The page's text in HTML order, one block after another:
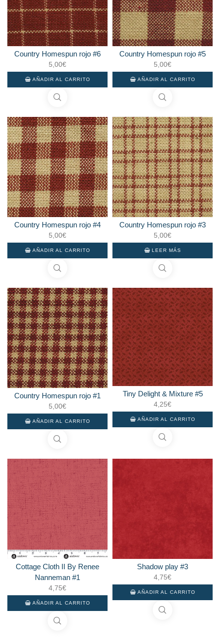
Country Homespun rojo #6
5,00€
AÑADIR AL CARRITO
Country Homespun rojo #5
5,00€
AÑADIR AL CARRITO
Country Homespun rojo #4
5,00€
AÑADIR AL CARRITO
Country Homespun rojo #3
5,00€
LEER MÁS
Country Homespun rojo #1
5,00€
AÑADIR AL CARRITO
Tiny Delight & Mixture #5
4,25€
AÑADIR AL CARRITO
Cottage Cloth II By Renee
Nanneman #1
4,75€
AÑADIR AL CARRITO
Shadow play #3
4,75€
AÑADIR AL CARRITO